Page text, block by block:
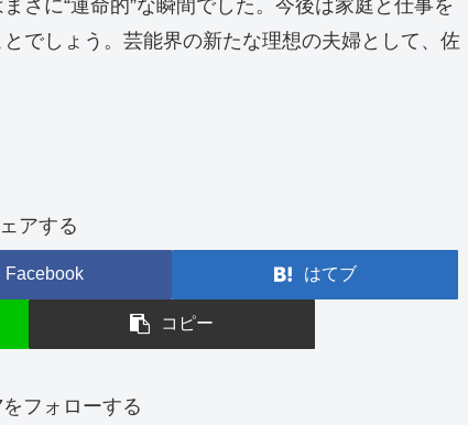
さに“運命的”な瞬間でした。今後は家庭と仕事を
でしょう。芸能界の新たな理想の夫婦として、佐
アする
Facebook はてブ
コピー
フォローする